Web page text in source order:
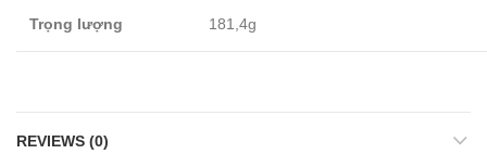
Trọng lượng 181,4g
REVIEWS (0)